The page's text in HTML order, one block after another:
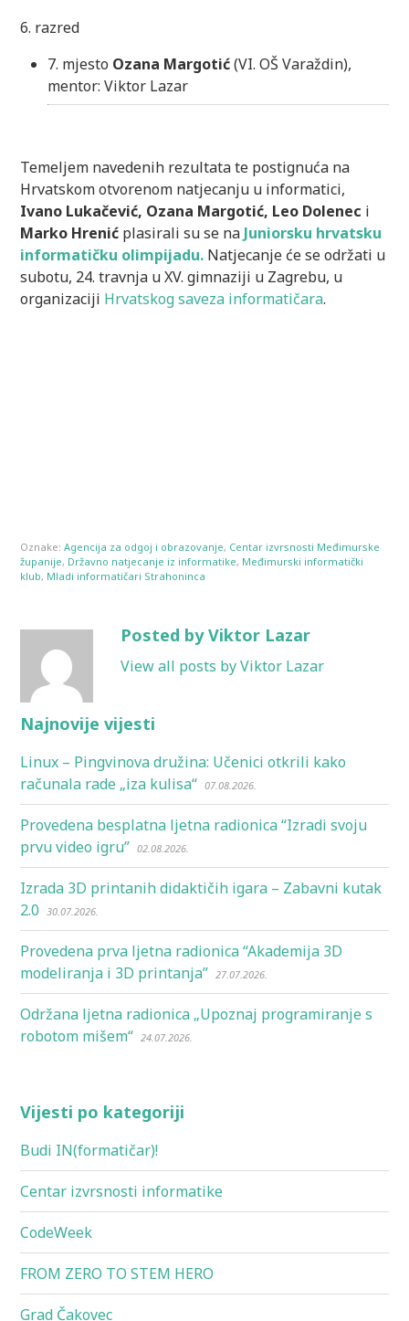
6. razred
7. mjesto Ozana Margotić(VI. OŠ Varaždin),
mentor: Viktor Lazar
Temeljem navedenih rezultata te postignuća na
Hrvatskom otvorenom natjecanju u informatici,
Ivano Lukačević, Ozana Margotić, Leo Dolenec i
Marko Hrenić plasirali su se na Juniorsku hrvatsku
informatičku olimpijadu. Natjecanje će se održati u
subotu, 24. travnja u XV. gimnaziji u Zagrebu, u
organizaciji Hrvatskog saveza informatičara.
Oznake:Agencija za odgoj i obrazovanje, Centar izvrsnosti Međimurske
županije, Državno natjecanje iz informatike, Međimurski informatički
klub, Mladi informatičari Strahoninca
Posted by Viktor Lazar
View all posts by Viktor Lazar
Najnovije vijesti
Linux – Pingvinova družina: Učenici otkrili kako
računala rade „iza kulisa“ 07.08.2026.
Provedena besplatna ljetna radionica “Izradi svoju
prvu video igru” 02.08.2026.
Izrada 3D printanih didaktičih igara – Zabavni kutak
2.0
30.07.2026.
Provedena prva ljetna radionica “Akademija 3D
modeliranja i 3D printanja” 27.07.2026.
Održana ljetna radionica „Upoznaj programiranje s
robotom mišem“ 24.07.2026.
Vijesti po kategoriji
Budi IN(formatičar)!
Centar izvrsnosti informatike
CodeWeek
FROM ZERO TO STEM HERO
Grad Čakovec